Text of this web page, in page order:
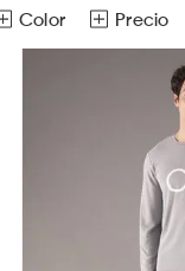
Color
Ver todas las
Precio